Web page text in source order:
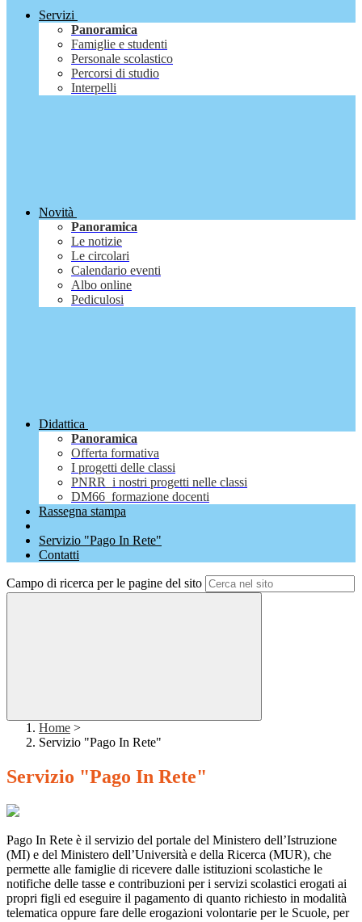
Servizi
Panoramica
Famiglie e studenti
Personale scolastico
Percorsi di studio
Interpelli
Novità
Panoramica
Le notizie
Le circolari
Calendario eventi
Albo online
Pediculosi
Didattica
Panoramica
Offerta formativa
I progetti delle classi
PNRR_i nostri progetti nelle classi
DM66_formazione docenti
Rassegna stampa
Servizio "Pago In Rete"
Contatti
Campo di ricerca per le pagine del sito
Home >
Servizio "Pago In Rete"
Servizio "Pago In Rete"
Pago In Rete è il servizio del portale del Ministero dell’Istruzione
(MI) e del Ministero dell’Università e della Ricerca (MUR), che
permette alle famiglie di ricevere dalle istituzioni scolastiche le
notifiche delle tasse e contribuzioni per i servizi scolastici erogati ai
propri figli ed eseguire il pagamento di quanto richiesto in modalità
telematica oppure fare delle erogazioni volontarie per le Scuole, per